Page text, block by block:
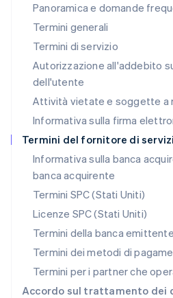
Panoramica e domande
Termini generali
Termini di servizio
Autorizzazione all'addebito
dell'utente
Attività vietate e soggette a
Informativa sulla firma
Termini del fornitore di
Informativa sulla banca
banca acquirente
Termini SPC (Stati Uniti)
Licenze SPC (Stati Uniti)
Termini della banca
Termini dei metodi di
Termini per i partner che
Accordo sul trattamento dei
Lussemburgo
FrançaisDeutschEnglish
Malaysia
English 简体中文
Malta
English
Messico
Español English
Norvegia
English
English
Paesi Bassi
NederlandsEnglish
English
Portogallo
RAS di Hong Kong, Cina
English 简体中文
Regno Unito